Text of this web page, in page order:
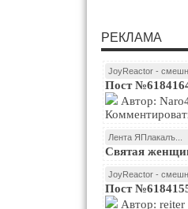
РЕКЛАМА
JoyReactor -
Пост
Лента ЯПлакалъ...
Святая
JoyReactor -
Пост